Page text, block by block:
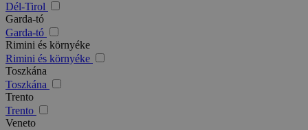
Dél-Tirol
Garda-tó
Garda-tó
Rimini és környéke
Rimini és környéke
Toszkána
Toszkána
Trento
Trento
Veneto